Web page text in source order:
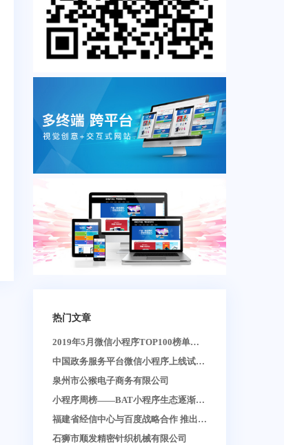
热门文章
2019年5月微信小程序TOP100榜单：
小程序多领域改变中国商业格局
中国政务服务平台微信小程序上线试运
行 开启全国政务服务掌上办
泉州市公猴电子商务有限公司
小程序周榜——BAT小程序生态逐渐壮
大
福建省经信中心与百度战略合作 推出闽
政通智能小程序
石狮市顺发精密针织机械有限公司